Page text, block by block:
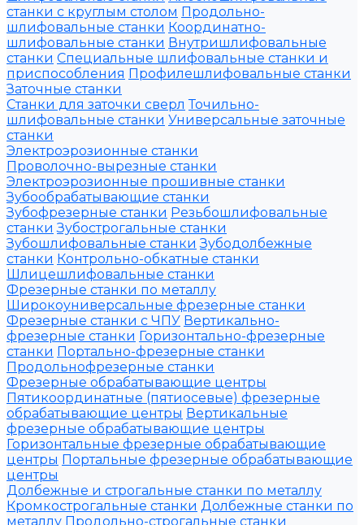
станки с круглым столом Продольно-
шлифовальные станки Координатно-
шлифовальные станки Внутришлифовальные
станки Специальные шлифовальные станки и
приспособления Профилешлифовальные станки
Заточные станки
Станки для заточки сверл Точильно-
шлифовальные станки Универсальные заточные
станки
Электроэрозионные станки
Проволочно-вырезные станки
Электроэрозионные прошивные станки
Зубообрабатывающие станки
Зубофрезерные станки Резьбошлифовальные
станки Зубострогальные станки
Зубошлифовальные станки Зубодолбежные
станки Контрольно-обкатные станки
Шлицешлифовальные станки
Фрезерные станки по металлу
Широкоуниверсальные фрезерные станки
Фрезерные станки с ЧПУ Вертикально-
фрезерные станки Горизонтально-фрезерные
станки Портально-фрезерные станки
Продольнофрезерные станки
Фрезерные обрабатывающие центры
Пятикоординатные (пятиосевые) фрезерные
обрабатывающие центры Вертикальные
фрезерные обрабатывающие центры
Горизонтальные фрезерные обрабатывающие
центры Портальные фрезерные обрабатывающие
центры
Долбежные и строгальные станки по металлу
Кромкострогальные станки Долбежные станки по
металлу Продольно-строгальные станки